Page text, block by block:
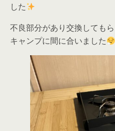
した
不良部分があり交換しても
キャンプに間に合いました